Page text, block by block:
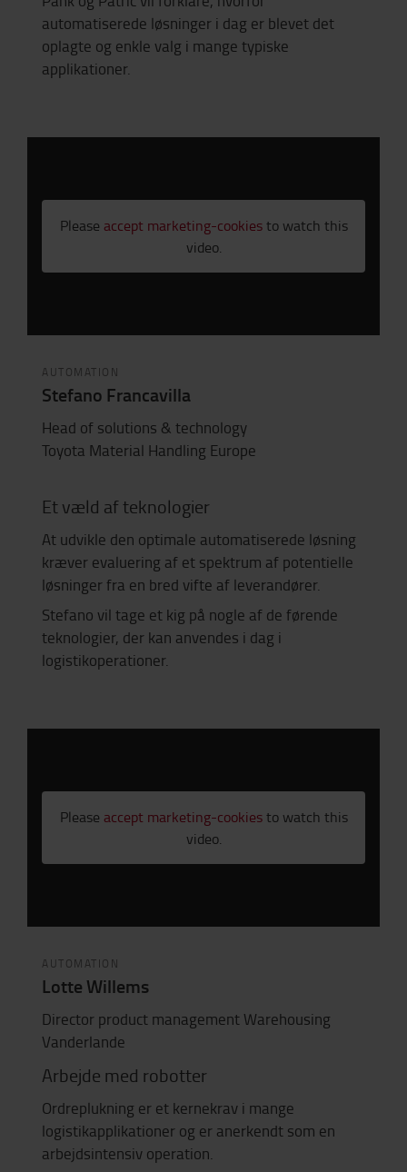
automatiserede løsninger i dag er blevet det
oplagte og enkle valg i mange typiske
applikationer.
Please accept marketing-cookiesto watch this
video.
AUTOMATION
Stefano Francavilla
Head of solutions & technology
Toyota Material Handling Europe
Et væld af teknologier
At udvikle den optimale automatiserede løsning
kræver evaluering af et spektrum af potentielle
løsninger fra en bred vifte af leverandører.
Stefano vil tage et kig på nogle af de førende
teknologier, der kan anvendes i dag i
logistikoperationer.
Please accept marketing-cookiesto watch this
video.
AUTOMATION
Lotte Willems
Director product management Warehousing
Vanderlande
Arbejde med robotter
Ordreplukning er et kernekrav i mange
logistikapplikationer og er anerkendt som en
arbejdsintensiv operation.